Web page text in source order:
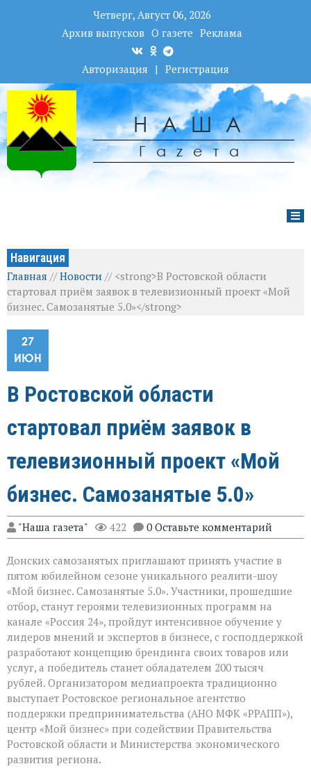
Четверг, Август 06, 2026
Архив выпусков О газете Реклама
Авторизация | Регистрация
НАША
Гаzета
Навигация
Главная //Новости // <strong>В Ростовской области
стартовал приём заявок в телевизионный проект «Мой
бизнес. Самозанятые 5.0»</strong>
27
ИЮН
В Ростовской области
стартовал приём заявок в
телевизионный проект «Мой
бизнес. Самозанятые 5.0»
"Наша газета" 422 0 Оставьте комментарий
Донских самозанятых приглашают принять участие в
пятом юбилейном сезоне уникального реалити-шоу
«Мой бизнес. Самозанятые 5.0». Участники, прошедшие
отбор, станут героями телевизионных программ на
канале «Россия 24», пройдут интенсивное обучение у
лидеров мнений и экспертов в бизнесе, с господдержкой
разработают концепцию брендинга своих товаров или
услуг, а победитель станет обладателем 200 тысяч
рублей. Организатором медиапроекта традиционно
выступает Ростовское региональное агентство
поддержки предпринимательства (АНО МФК «РРАПП»),
центр «Мой бизнес» при содействии Правительства
Ростовской области и Министерства экономического
развития региона.